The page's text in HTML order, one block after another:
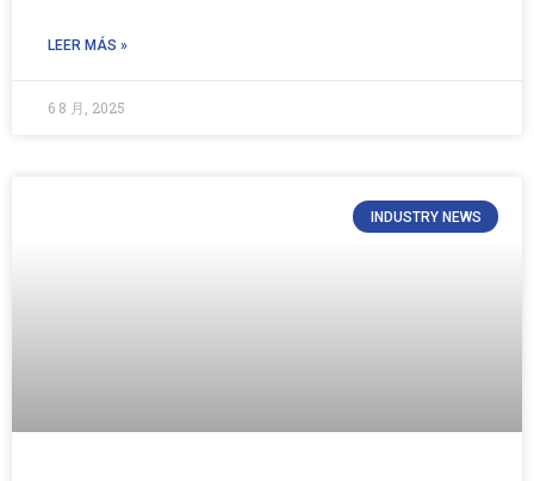
LEER MÁS »
6 8 月, 2025
INDUSTRY NEWS